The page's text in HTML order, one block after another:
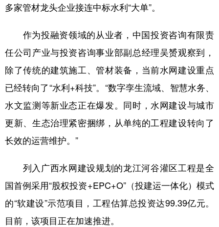
多家管材龙头企业接连中标水利“大单”。
作为投融资领域的从业者，中国投资咨询有限责
任公司产业与投资咨询事业部副总经理吴赟观察到，
除了传统的建筑施工、管材装备，当前水网建设重点
已经转向了“水利+科技”。“数字孪生流域、智慧水务、
水文监测等新业态正在爆发。同时，水网建设与城市
更新、生态治理紧密捆绑，从单纯的工程建设转向了
长效的运营维护。”
列入广西水网建设规划的龙江河谷灌区工程是全
国首例采用“股权投资+EPC+O”（投建运一体化）模式
的“软建设”示范项目，工程估算总投资达99.39亿元。
目前，该项目正在加速推进。